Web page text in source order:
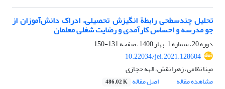
تحلیل چندسطحی رابطة انگیزش تحصیلی، ادراک دانش‌آموزان از
جو مدرسه و احساس کارآمدی و رضایت شغلی معلمان
دوره 20، شماره 1، بهار 1400، صفحه
131-150
10.22034/jei.2021.128604
مینا نظامی، زهرا نقش، الهه حجازی
مشاهده مقاله
اصل مقاله 486.02 K